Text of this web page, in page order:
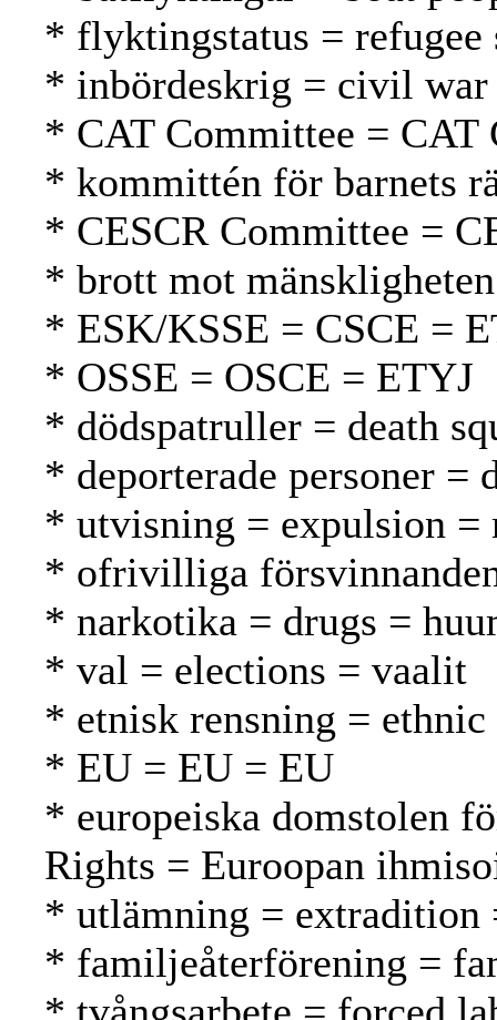
* flyktingstatus = refugee
* inbördeskrig = civil war
* CAT Committee = CAT
* kommittén för barnets
* CESCR Committee =
* brott mot
* ESK/KSSE = CSCE =
* OSSE = OSCE = ETYJ
* dödspatruller = death
* deporterade personer =
* utvisning = expulsion =
* ofrivilliga
* narkotika = drugs =
* val = elections = vaalit
* etnisk rensning =
* EU = EU = EU
* europeiska domstolen
Rights = Euroopan
* utlämning = extradition
* familjeåterförening =